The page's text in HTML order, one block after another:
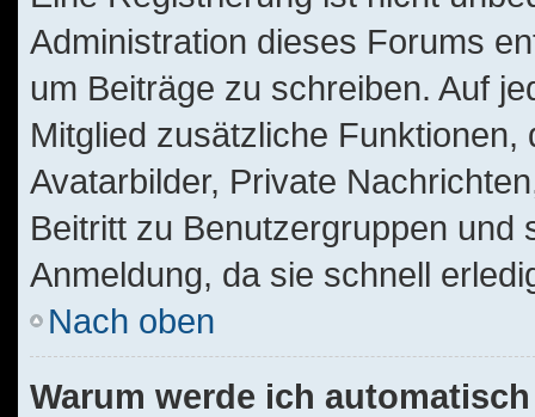
Administration dieses Forums
um Beiträge zu schreiben. Auf
Mitglied zusätzliche
Avatarbilder, Private
Beitritt zu Benutzergruppen und
Anmeldung, da sie schnell
Nach oben
Warum werde ich